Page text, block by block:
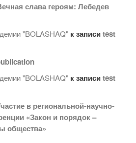
слава героям: Лебедев
"BOLASHAQ" к записиtest
"BOLASHAQ" к записиtest
в региональной-научно-
«Закон и порядок –
общества»